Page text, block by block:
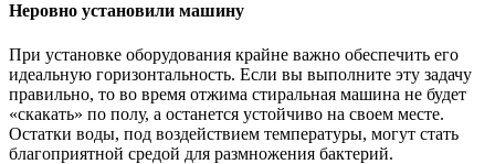
Неровно установили машину
При установке оборудования крайне важно обеспечить его
идеальную горизонтальность. Если вы выполните эту задачу
правильно, то во время отжима стиральная машина не будет
«скакать» по полу, а останется устойчиво на своем месте.
Остатки воды, под воздействием температуры, могут стать
благоприятной средой для размножения бактерий.